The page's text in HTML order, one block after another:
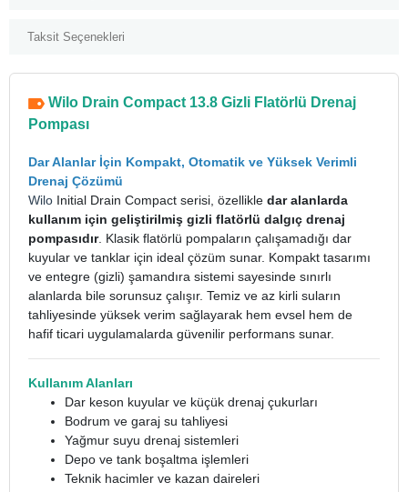
Taksit Seçenekleri
Wilo Drain Compact 13.8 Gizli Flatörlü Drenaj
Pompası
Dar Alanlar İçin Kompakt, Otomatik ve Yüksek Verimli
Drenaj Çözümü
Wilo Initial Drain Compact serisi, özellikle dar alanlarda
kullanım için geliştirilmiş gizli flatörlü dalgıç drenaj
pompasıdır. Klasik flatörlü pompaların çalışamadığı dar
kuyular ve tanklar için ideal çözüm sunar. Kompakt tasarımı
ve entegre (gizli) şamandıra sistemi sayesinde sınırlı
alanlarda bile sorunsuz çalışır. Temiz ve az kirli suların
tahliyesinde yüksek verim sağlayarak hem evsel hem de
hafif ticari uygulamalarda güvenilir performans sunar.
Kullanım Alanları
Dar keson kuyular ve küçük drenaj çukurları
Bodrum ve garaj su tahliyesi
Yağmur suyu drenaj sistemleri
Depo ve tank boşaltma işlemleri
Teknik hacimler ve kazan daireleri